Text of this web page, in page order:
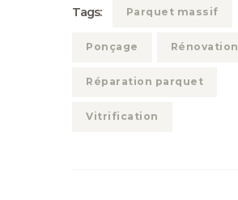
Tags: Parquet massif
Ponçage Rénovation
Réparation parquet
Vitrification